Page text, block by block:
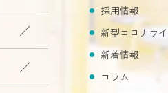
／
／
採用情報
新型コロナウ
新着情報
コラム